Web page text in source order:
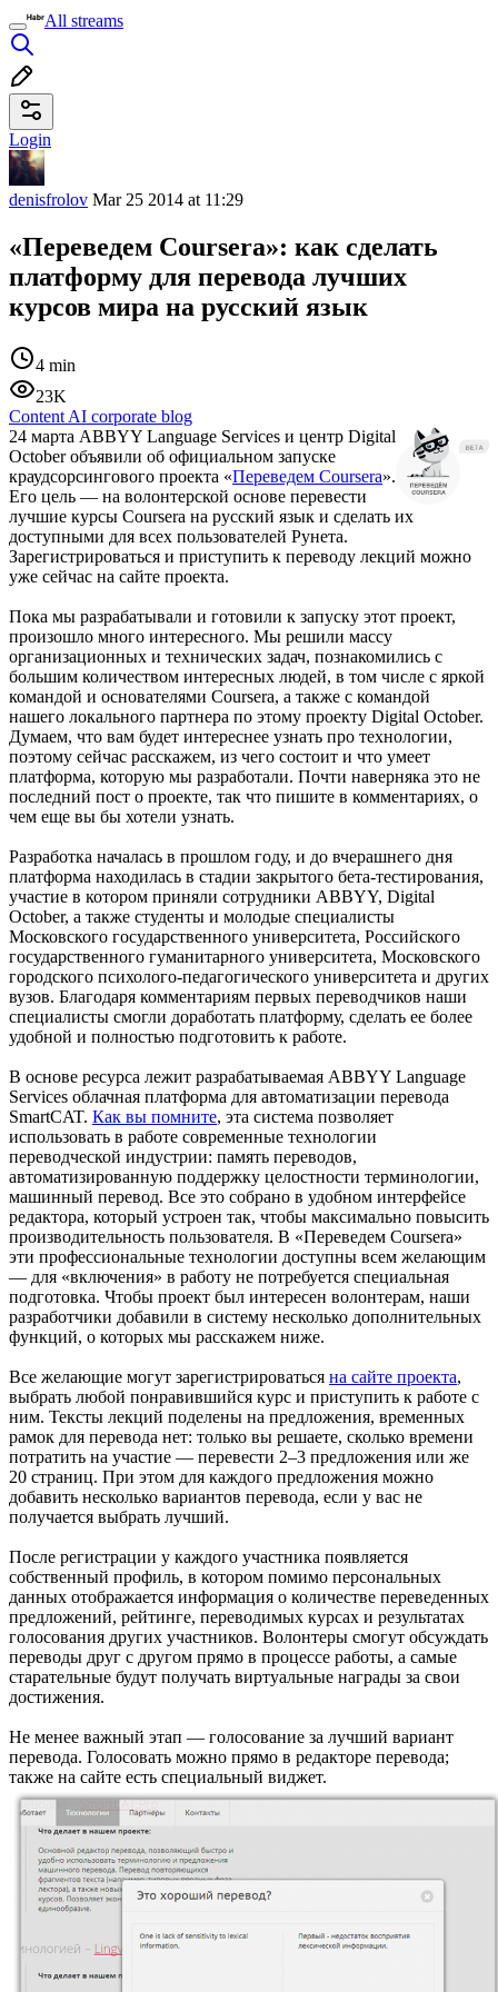
All streams
Login
denisfrolov Mar 25 2014 at 11:29
«Переведем Coursera»: как сделать
платформу для перевода лучших
курсов мира на русский язык
4 min
23K
Content AI corporate blog
24 марта ABBYY Language Services и центр Digital
October объявили об официальном запуске
краудсорсингового проекта «Переведем Coursera».
Его цель — на волонтерской основе перевести
лучшие курсы Coursera на русский язык и сделать их
доступными для всех пользователей Рунета.
Зарегистрироваться и приступить к переводу лекций можно
уже сейчас на сайте проекта.
Пока мы разрабатывали и готовили к запуску этот проект,
произошло много интересного. Мы решили массу
организационных и технических задач, познакомились с
большим количеством интересных людей, в том числе с яркой
командой и основателями Coursera, а также с командой
нашего локального партнера по этому проекту Digital October.
Думаем, что вам будет интереснее узнать про технологии,
поэтому сейчас расскажем, из чего состоит и что умеет
платформа, которую мы разработали. Почти наверняка это не
последний пост о проекте, так что пишите в комментариях, о
чем еще вы бы хотели узнать.
Разработка началась в прошлом году, и до вчерашнего дня
платформа находилась в стадии закрытого бета-тестирования,
участие в котором приняли сотрудники ABBYY, Digital
October, а также студенты и молодые специалисты
Московского государственного университета, Российского
государственного гуманитарного университета, Московского
городского психолого-педагогического университета и других
вузов. Благодаря комментариям первых переводчиков наши
специалисты смогли доработать платформу, сделать ее более
удобной и полностью подготовить к работе.
В основе ресурса лежит разрабатываемая ABBYY Language
Services облачная платформа для автоматизации перевода
SmartCAT. Как вы помните, эта система позволяет
использовать в работе современные технологии
переводческой индустрии: память переводов,
автоматизированную поддержку целостности терминологии,
машинный перевод. Все это собрано в удобном интерфейсе
редактора, который устроен так, чтобы максимально повысить
производительность пользователя. В «Переведем Coursera»
эти профессиональные технологии доступны всем желающим
— для «включения» в работу не потребуется специальная
подготовка. Чтобы проект был интересен волонтерам, наши
разработчики добавили в систему несколько дополнительных
функций, о которых мы расскажем ниже.
Все желающие могут зарегистрироваться на сайте проекта,
выбрать любой понравившийся курс и приступить к работе с
ним. Тексты лекций поделены на предложения, временных
рамок для перевода нет: только вы решаете, сколько времени
потратить на участие — перевести 2–3 предложения или же
20 страниц. При этом для каждого предложения можно
добавить несколько вариантов перевода, если у вас не
получается выбрать лучший.
После регистрации у каждого участника появляется
собственный профиль, в котором помимо персональных
данных отображается информация о количестве переведенных
предложений, рейтинге, переводимых курсах и результатах
голосования других участников. Волонтеры смогут обсуждать
переводы друг с другом прямо в процессе работы, а самые
старательные будут получать виртуальные награды за свои
достижения.
Не менее важный этап — голосование за лучший вариант
перевода. Голосовать можно прямо в редакторе перевода;
также на сайте есть специальный виджет.